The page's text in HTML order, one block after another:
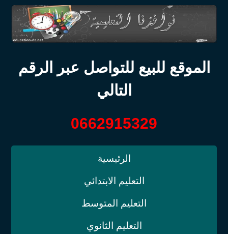
الموقع للبيع للتواصل عبر الرقم
التالي
0662915329
الرئيسية
التعليم الابتدائي
التعليم المتوسط
التعليم الثانوي